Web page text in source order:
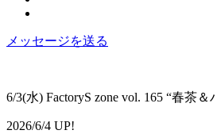
メッセージを送る
6/3(水) FactoryS zone vol. 165 “春茶＆
2026/6/4 UP!